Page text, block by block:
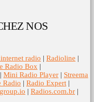
NOS
radio | Radioline |
Radio Box |
| Mini Radio Player | Streema
Radio | Radio Expert |
| Radios.com.br |